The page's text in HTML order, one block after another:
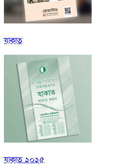
যাকাত
যাকাত ২০২৫